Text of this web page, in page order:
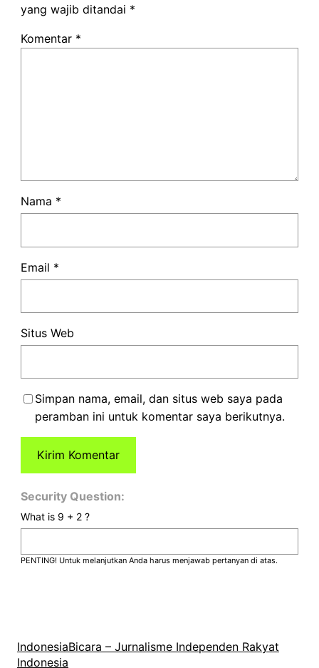
yang wajib ditandai *
Komentar *
Nama *
Email *
Situs Web
Simpan nama, email, dan situs web saya pada
peramban ini untuk komentar saya berikutnya.
Security Question:
What is 9 + 2 ?
PENTING! Untuk melanjutkan Anda harus menjawab pertanyan di atas.
IndonesiaBicara – Jurnalisme Independen Rakyat
Indonesia